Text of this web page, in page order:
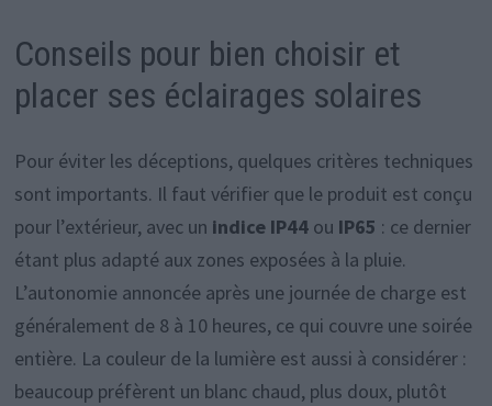
Conseils pour bien choisir et
placer ses éclairages solaires
Pour éviter les déceptions, quelques critères techniques
sont importants. Il faut vérifier que le produit est conçu
pour l’extérieur, avec un indice IP44ou IP65 : ce dernier
étant plus adapté aux zones exposées à la pluie.
L’autonomie annoncée après une journée de charge est
généralement de 8 à 10 heures, ce qui couvre une soirée
entière. La couleur de la lumière est aussi à considérer :
beaucoup préfèrent un blanc chaud, plus doux, plutôt